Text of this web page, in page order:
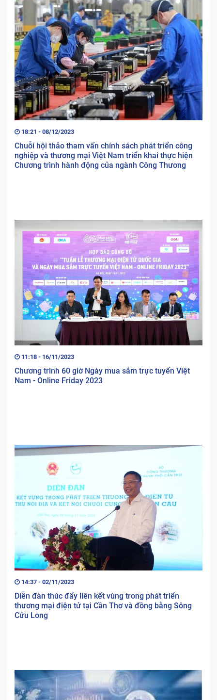
18:21 - 08/12/2023
Chuỗi hội thảo tham vấn chính sách phát triển công
nghiệp và thương mại Việt Nam triển khai thực hiện
Chương trình hành động của ngành Công Thương
11:18 - 16/11/2023
Chương trình 60 giờ Ngày mua sắm trực tuyến Việt
Nam - Online Friday 2023
14:37 - 02/11/2023
Diễn đàn thúc đẩy liên kết vùng trong phát triển
thương mại điện tử tại Cần Thơ và đồng bằng Sông
Cửu Long